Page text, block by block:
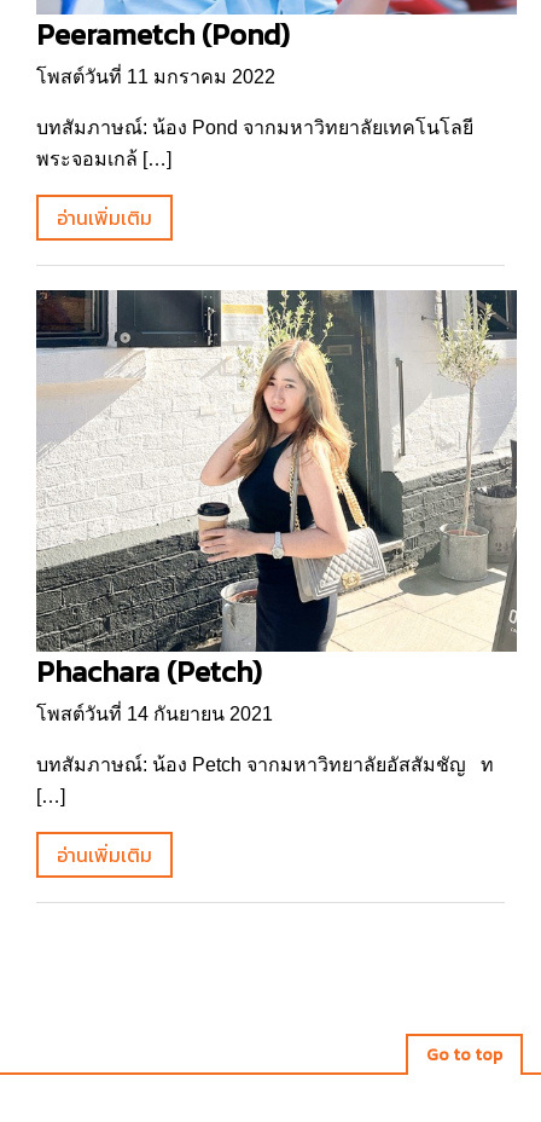
Peerametch (Pond)
โพสต์วันที่ 11 มกราคม 2022
บทสัมภาษณ์: น้อง Pond จากมหาวิทยาลัยเทคโนโลยี
พระจอมเกล้ […]
อ่านเพิ่มเติม
Phachara (Petch)
โพสต์วันที่ 14 กันยายน 2021
บทสัมภาษณ์: น้อง Petch จากมหาวิทยาลัยอัสสัมชัญ ท
[…]
อ่านเพิ่มเติม
Go to top